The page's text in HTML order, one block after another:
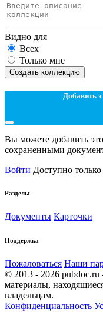
Видно для
Всех
Только мне
Создать коллекцию
Добавить
Вы можете добавить
сохраненными
Войти Доступно
Разделы
Документы Карточки
Поддержка
Пожаловаться Наши
© 2013 - 2026 pubdoc.ru
материалы,
владельцам.
Конфиденциальность